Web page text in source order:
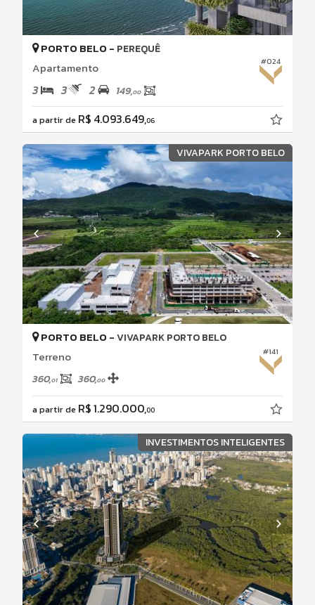
#024
PORTO BELO - PEREQUÊ
Apartamento
3 3 2 149,00
a partir de R$ 4.093.649,06
VIVAPARK PORTO BELO
#141
PORTO BELO -VIVAPARK PORTO BELO
Terreno
360,01 360,00
a partir de R$ 1.290.000,00
INVESTIMENTOS INTELIGENTES